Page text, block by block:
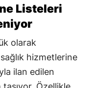
Listeleri
olarak
hizmetlerine
ilan edilen